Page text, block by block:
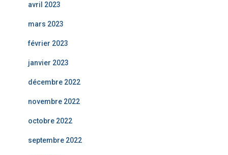
avril 2023
mars 2023
février 2023
janvier 2023
décembre 2022
novembre 2022
octobre 2022
septembre 2022